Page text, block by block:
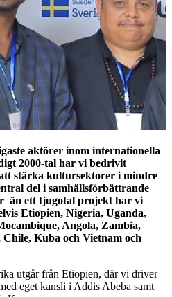
aktörer inom internationella
2000-tal har vi bedrivit
stärka kultursektorer i mindre
del i samhällsförbättrande
än ett tjugotal projekt har vi
Etiopien, Nigeria, Uganda,
Angola, Zambia,
Chile, Kuba och Vietnam och
utgår från Etiopien, där vi driver
eget kansli i Addis Abeba samt